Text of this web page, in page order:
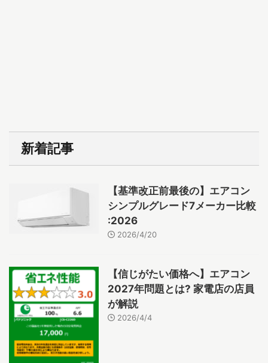
新着記事
【基準改正前最後の】エアコン
シンプルグレード7メーカー比較
:2026
2026/4/20
【信じがたい価格へ】エアコン
2027年問題とは? 家電店の店員
が解説
2026/4/4